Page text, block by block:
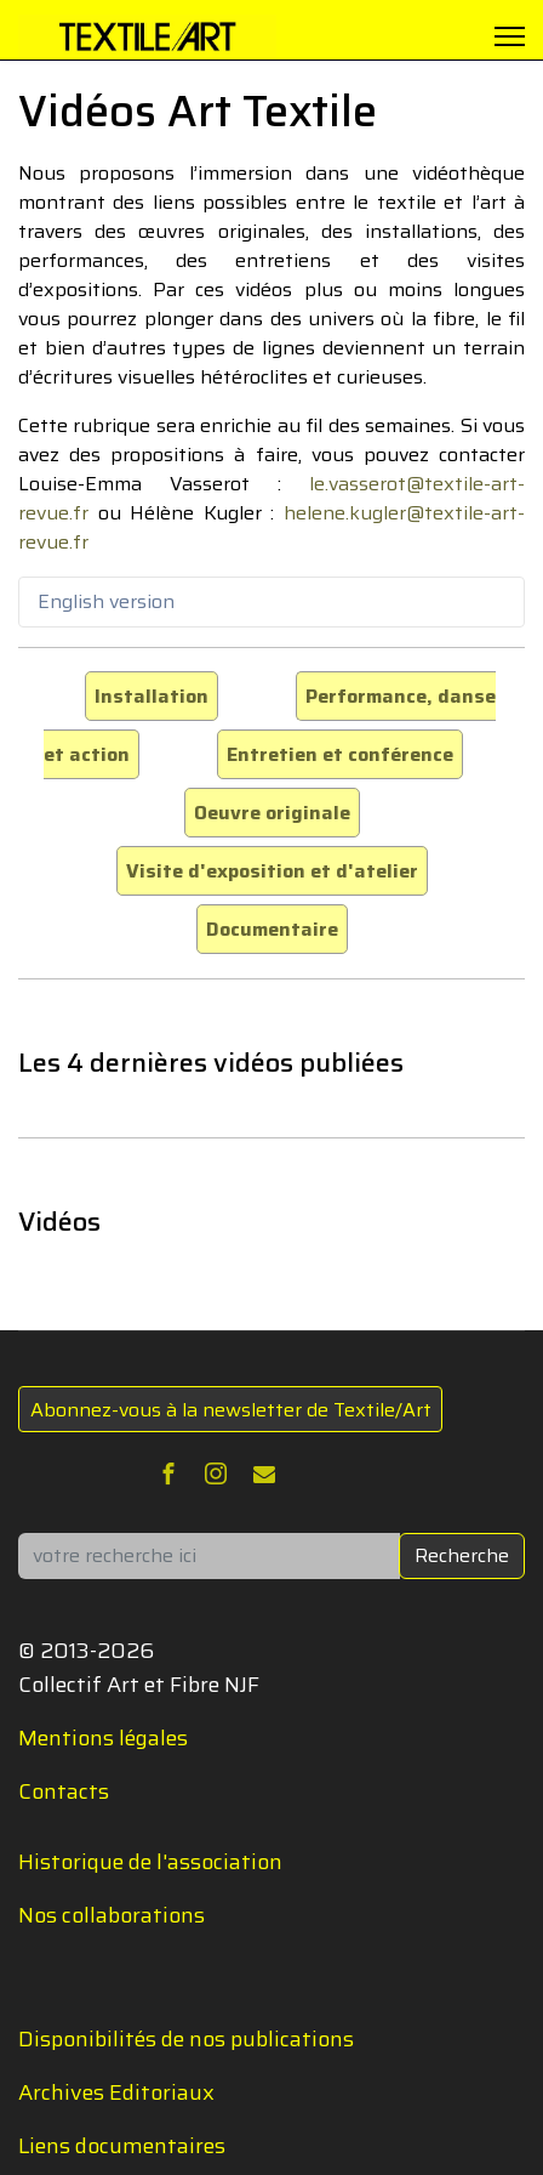
Vidéos Art Textile
Nous proposons l’immersion dans une vidéothèque
montrant des liens possibles entre le textile et l’art à
travers des œuvres originales, des installations, des
performances, des entretiens et des visites
d’expositions. Par ces vidéos plus ou moins longues
vous pourrez plonger dans des univers où la fibre, le fil
et bien d’autres types de lignes deviennent un terrain
d’écritures visuelles hétéroclites et curieuses.
Cette rubrique sera enrichie au fil des semaines. Si vous
avez des propositions à faire, vous pouvez contacter
Louise-Emma Vasserot : le.vasserot@textile-art-
revue.fr ou Hélène Kugler : helene.kugler@textile-art-
revue.fr
English version
Installation
Performance, danse
et action
Entretien et conférence
Oeuvre originale
Visite d'exposition et d'atelier
Documentaire
Les 4 dernières vidéos publiées
Vidéos
Abonnez-vous à la newsletter de Textile/Art
Rechercher Recherche
© 2013-2026
Collectif Art et Fibre NJF
Mentions légales
Contacts
Historique de l'association
Nos collaborations
Disponibilités de nos publications
Archives Editoriaux
Liens documentaires